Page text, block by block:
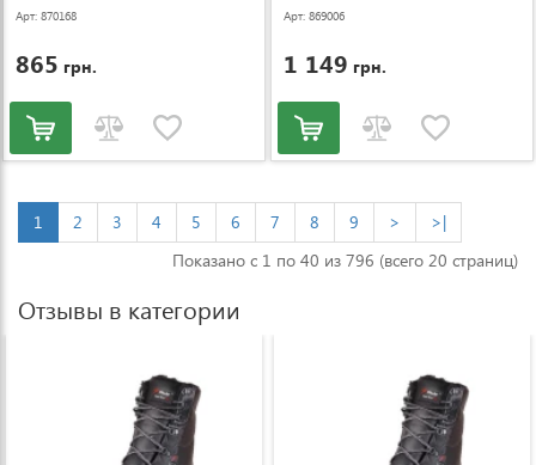
Арт: 870168
865 грн.
Арт: 869006
1 149 грн.
1 2 3 4 5 6 7 8 9 >
>|
Показано с 1 по 40 из 796 (всего 20 страниц)
Отзывы в категории